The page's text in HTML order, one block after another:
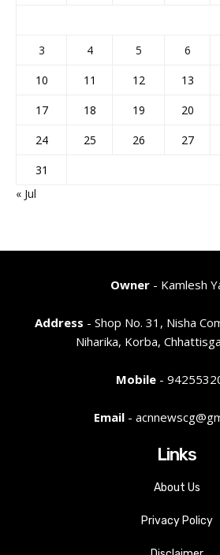
3
4 5 6
10
11 12 13
17
18 19 20
24
25 26 27
31
« Jul
Owner- Kamlesh
Address - Shop No. 31, Nisha
Niharika, Korba,
Mobile-
Email-
Links
About Us
Privacy Policy